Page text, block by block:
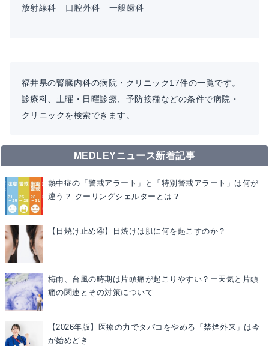
放射線科
口腔外科 一般歯科
福井県の腎臓内科の病院・クリニック17件の一覧です。
診療科、土曜・日曜診療、予防接種などの条件で病院・
クリニックを検索できます。
MEDLEYニュース新着記事
熱中症の「警戒アラート」と「特別警戒アラート」は何が
違う？ クーリングシェルターとは？
【日焼け止め④】日焼けは肌に何を起こすのか？
梅雨、台風の時期は片頭痛が起こりやすい？ー天気と片頭
痛の関連とその対策について
【2026年版】医療の力でタバコをやめる「禁煙外来」は今
が始めどき